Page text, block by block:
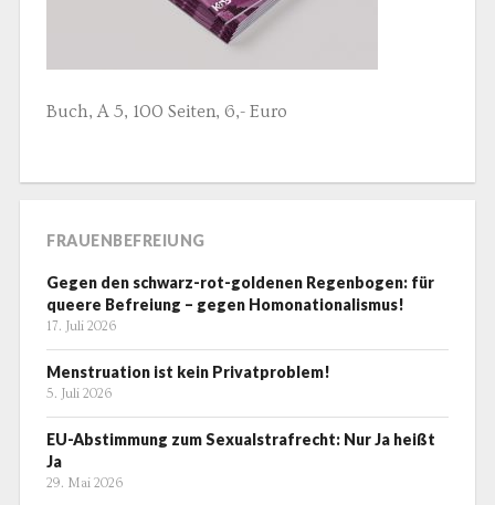
Buch, A 5, 100 Seiten, 6,- Euro
FRAUENBEFREIUNG
Gegen den schwarz-rot-goldenen Regenbogen: für
queere Befreiung – gegen Homonationalismus!
17. Juli 2026
Menstruation ist kein Privatproblem!
5. Juli 2026
EU-Abstimmung zum Sexualstrafrecht: Nur Ja heißt
Ja
29. Mai 2026